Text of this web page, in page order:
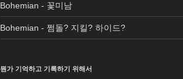
Bohemian - 꽃미남
Bohemian - 쩜돌? 지킬? 하이드?
뭔가 기억하고 기록하기 위해서